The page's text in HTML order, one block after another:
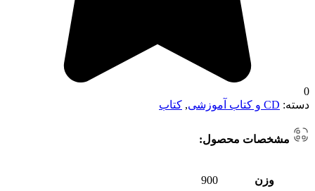
0
دسته: CD و کتاب آموزشی , کتاب
مشخصات محصول:
وزن 900